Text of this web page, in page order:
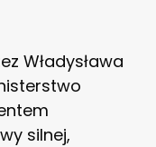
Władysława
silnej,